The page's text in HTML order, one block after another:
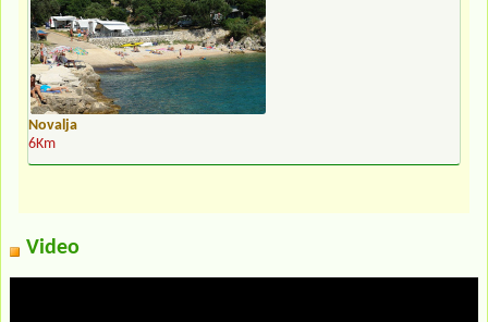
Novalja
6Km
Video